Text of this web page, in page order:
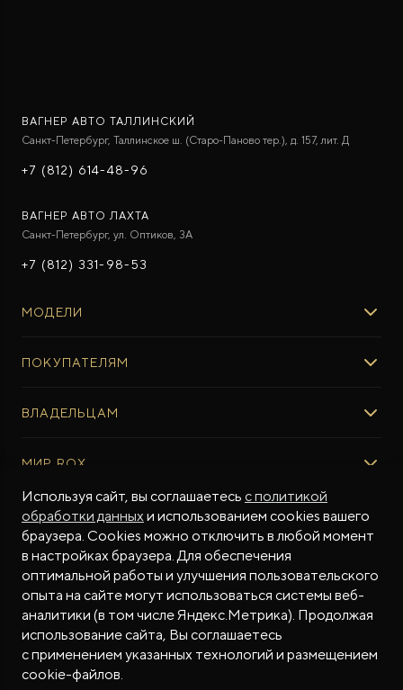
ВАГНЕР АВТО ТАЛЛИНСКИЙ
Санкт-Петербург, Таллинское ш. (Старо-Паново тер.), д. 157, лит. Д
+7 (812) 614-48-96
ВАГНЕР АВТО ЛАХТА
Санкт-Петербург, ул. Оптиков, 3A
+7 (812) 331-98-53
МОДЕЛИ
ROX ADAMAS
ПОКУПАТЕЛЯМ
Авто в наличии
Тест-драйв
Специальные предложения
ФИНАНСЫ И УСЛУГИ
Финансовые программы
Рассчитать кредит
Трейд-ин
Калькулятор трейд-ин
Страхование
ВЛАДЕЛЬЦАМ
Регламент ТО
Программное обеспечение
ПОДДЕРЖКА
Гарантия производителя
Контракт гарантийной поддержки
Помощь на дорогах
Руководства по эксплуатации
Магазин приложений ROX
МИР ROX
О БРЕНДЕ
Бренд ROX
Дизайн Pininfarina
СМИ о нас
Истории владельцев
Часто задаваемые вопросы
СОТРУДНИЧЕСТВО
МЫ В СОЦСЕТЯХ
© 2026
Используя сайт, вы соглашаетесь с политикой
обработки данныхи использованием cookies вашего
браузера. Cookies можно отключить в любой момент
в настройках браузера. Для обеспечения
оптимальной работы и улучшения пользовательского
опыта на сайте могут использоваться системы веб-
аналитики (в том числе Яндекс.Метрика). Продолжая
использование сайта, Вы соглашаетесь
с применением указанных технологий и размещением
cookie-файлов.